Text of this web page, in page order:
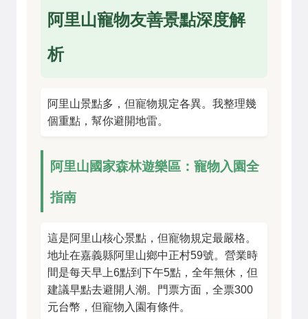
阿里山寵物友善景點深度解
析
阿里山景點多，但寵物規定各異。我整理幾
個重點，幫你避開地雷。
阿里山國家森林遊樂區：寵物入園全
指南
這是阿里山核心景點，但寵物規定最嚴格。
地址在嘉義縣阿里山鄉中正村59號。營業時
間是每天早上6點到下午5點，全年無休，但
建議早點去避開人潮。門票方面，全票300
元台幣，但寵物入園有條件。